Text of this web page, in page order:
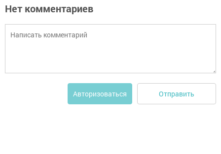
Нет комментариев
Авторизоваться Отправить